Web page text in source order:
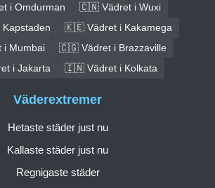
i Omdurman
🇨🇳 Vädret i Wuxi
🇰🇪 Vädret i Kakamega
Mumbai
🇨🇬 Vädret i Brazzaville
i Jakarta
🇮🇳 Vädret i Kolkata
Väderextremer
Hetaste städer just nu
Kallaste städer just nu
Regnigaste städer